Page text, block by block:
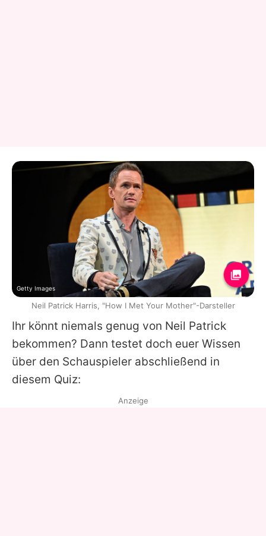
Ihr könnt niemals genug von Neil Patrick
bekommen? Dann testet doch euer Wissen
über den Schauspieler abschließend in
diesem Quiz:
Getty Images
Neil Patrick Harris, "How I Met Your Mother"-Darsteller
Anzeige